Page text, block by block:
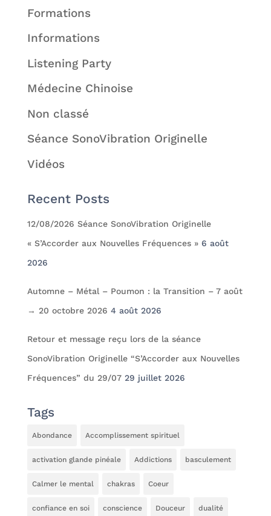
Formations
Informations
Listening Party
Médecine Chinoise
Non classé
Séance SonoVibration Originelle
Vidéos
Recent Posts
12/08/2026 Séance SonoVibration Originelle
« S’Accorder aux Nouvelles Fréquences » 6 août
2026
Automne – Métal – Poumon : la Transition – 7 août
→ 20 octobre 2026 4 août 2026
Retour et message reçu lors de la séance
SonoVibration Originelle “S’Accorder aux Nouvelles
Fréquences” du 29/07 29 juillet 2026
Tags
Abondance Accomplissement spirituel
activation glande pinéale Addictions basculement
Calmer le mental chakras Coeur
confiance en soi conscience Douceur dualité